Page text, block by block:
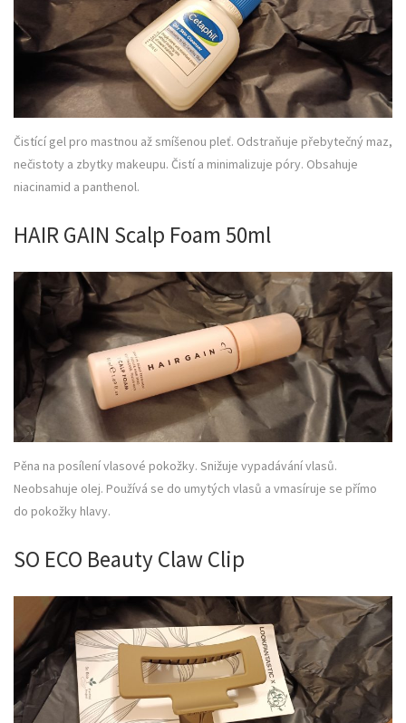
Čistící gel pro mastnou až smíšenou pleť. Odstraňuje přebytečný maz,
nečistoty a zbytky makeupu. Čistí a minimalizuje póry. Obsahuje
niacinamid a panthenol.
HAIR GAIN Scalp Foam 50ml
Pěna na posílení vlasové pokožky. Snižuje vypadávání vlasů.
Neobsahuje olej. Používá se do umytých vlasů a vmasíruje se přímo
do pokožky hlavy.
SO ECO Beauty Claw Clip